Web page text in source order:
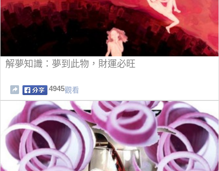
解夢知識：夢到此物，財運必旺
4945觀看